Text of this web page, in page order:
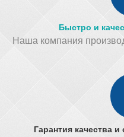
Быстро и
Наша компания
Гарантия качества